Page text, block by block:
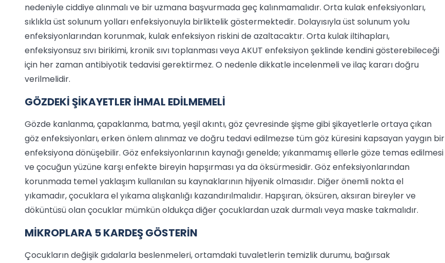
nedeniyle ciddiye alınmalı ve bir uzmana başvurmada geç kalınmamalıdır. Orta kulak enfeksiyonları,
sıklıkla üst solunum yolları enfeksiyonuyla birliktelik göstermektedir. Dolayısıyla üst solunum yolu
enfeksiyonlarından korunmak, kulak enfeksiyon riskini de azaltacaktır. Orta kulak iltihapları,
enfeksiyonsuz sıvı birikimi, kronik sıvı toplanması veya AKUT enfeksiyon şeklinde kendini gösterebileceği
için her zaman antibiyotik tedavisi gerektirmez. O nedenle dikkatle incelenmeli ve ilaç kararı doğru
verilmelidir.
GÖZDEKİ ŞİKAYETLER İHMAL EDİLMEMELİ
Gözde kanlanma, çapaklanma, batma, yeşil akıntı, göz çevresinde şişme gibi şikayetlerle ortaya çıkan
göz enfeksiyonları, erken önlem alınmaz ve doğru tedavi edilmezse tüm göz küresini kapsayan yaygın bir
enfeksiyona dönüşebilir. Göz enfeksiyonlarının kaynağı genelde; yıkanmamış ellerle göze temas edilmesi
ve çocuğun yüzüne karşı enfekte bireyin hapşırması ya da öksürmesidir. Göz enfeksiyonlarından
korunmada temel yaklaşım kullanılan su kaynaklarının hijyenik olmasıdır. Diğer önemli nokta el
yıkamadır, çocuklara el yıkama alışkanlığı kazandırılmalıdır. Hapşıran, öksüren, aksıran bireyler ve
döküntüsü olan çocuklar mümkün oldukça diğer çocuklardan uzak durmalı veya maske takmalıdır.
MİKROPLARA 5 KARDEŞ GÖSTERİN
Çocukların değişik gıdalarla beslenmeleri, ortamdaki tuvaletlerin temizlik durumu, bağırsak